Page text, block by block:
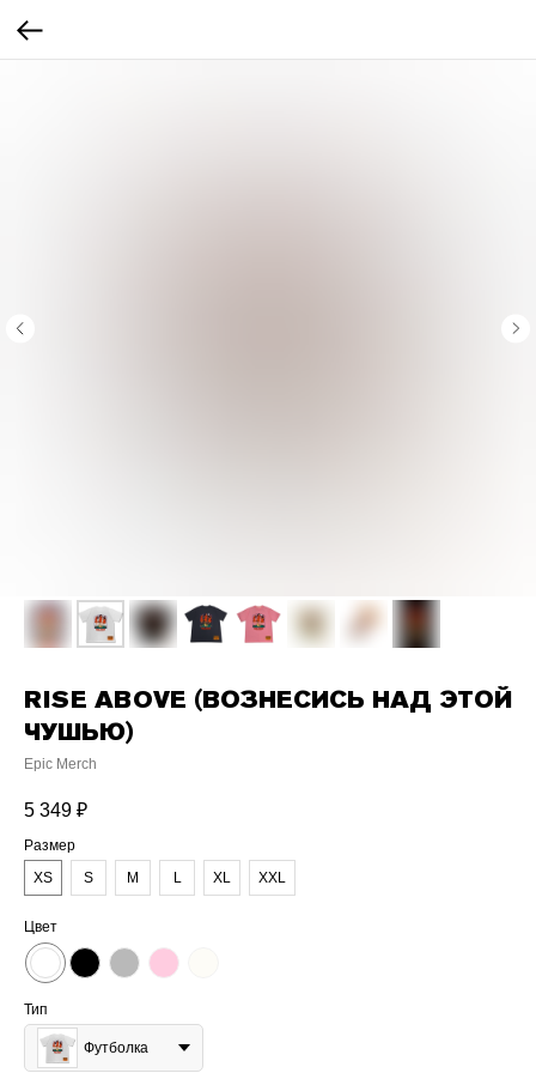
RISE ABOVE (ВОЗНЕСИСЬ НАД ЭТОЙ
ЧУШЬЮ)
Epic Merch
5 349 ₽
Размер
XS
S M L XL XXL
Цвет
Тип
Футболка